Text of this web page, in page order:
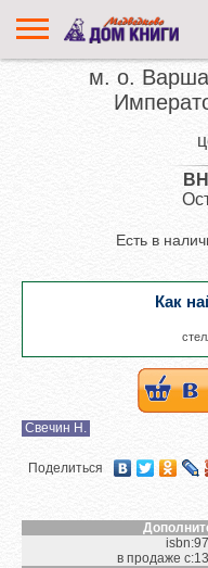
м. о.
Свечин Н.
Поделиться
isbn:
в продаже с:
Есть в
Как